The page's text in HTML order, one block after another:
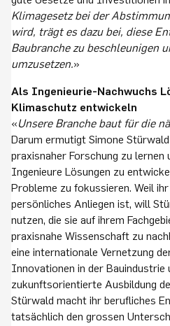
Klimagesetz bei der
wird, trägt es dazu bei, diese
Baubranche zu beschleunigen
umzusetzen. »
Als Ingenieurie-Nachwuchs
Klimaschutz entwickeln
«Unsere Branche baut für die
Darum ermutigt Simone Stürwald
praxisnaher Forschung zu lernen
Ingenieure Lösungen zu
Probleme zu fokussieren. Weil
persönliches Anliegen ist, will
nutzen, die sie auf ihrem
praxisnahe Wissenschaft zu
eine internationale Vernetzung
Innovationen in der Bauindustrie
zukunftsorientierte Ausbildung
Stürwald macht ihr berufliches
tatsächlich den grossen